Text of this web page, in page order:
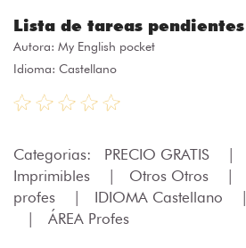
Lista de tareas pendientes
Autora: My English pocket
Idioma: Castellano
Categorias: PRECIO GRATIS |
Imprimibles
| Otros Otros |
profes
| IDIOMA Castellano |
|
ÁREA Profes